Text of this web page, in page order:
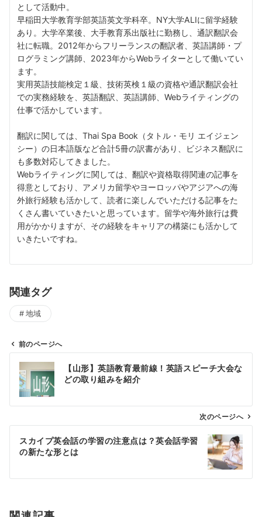
として活動中。
早稲田大学教育学部英語英文学科卒。NY大学ALIに留学経験
あり。大学卒業後、大手教育系出版社に勤務し、通訳翻訳会
社に転職。2012年からフリーランスの翻訳者、英語講師・プ
ログラミング講師、2023年からWebライターとして働いてい
ます。
実用英語技能検定１級、技術英検１級の資格や通訳翻訳会社
での実務経験を、英語翻訳、英語講師、Webライティングの
仕事で活かしています。
翻訳に関しては、Thai Spa Book（タトル・モリ エイジェン
シー）の日本語版など合計5冊の訳書があり、ビジネス翻訳に
も多数対応してきました。
Webライティングに関しては、翻訳や資格取得関連の記事を
得意としており、アメリカ留学やヨーロッパやアジアへの海
外旅行経験も活かして、読者に楽しんでいただける記事をた
くさん書いていきたいと思っています。留学や海外旅行は費
用がかかりますが、その経験をキャリアの構築にも活かして
いきたいですね。
関連タグ
地域
ビ
ン
前のページへ
【山形】英語教育最前線！英語スピーチ大会な
どの取り組みを紹介
次のページへ
スカイプ英会話の学習の注意点は？英会話学習
の新たな形とは